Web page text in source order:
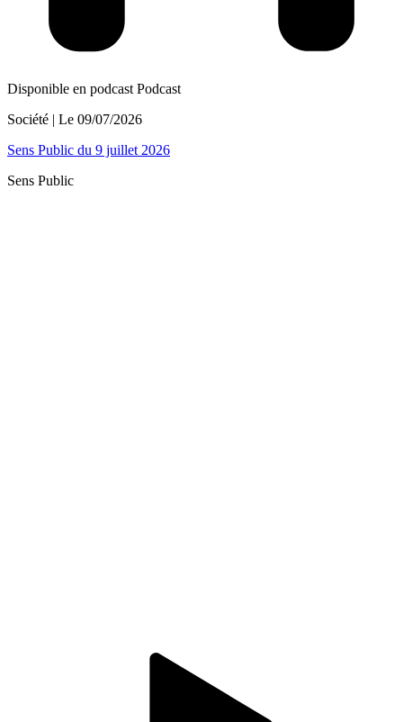
Disponible en podcast Podcast
Société | Le 09/07/2026
Sens Public du 9 juillet 2026
Sens Public